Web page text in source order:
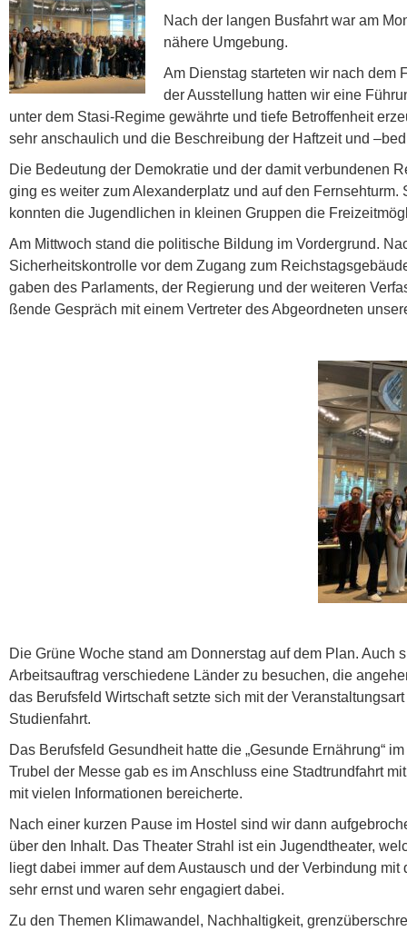
Nach der langen Busfahrt war am
nähere Umgebung.
Am Dienstag starteten wir nach dem
der Ausstellung hatten wir eine
unter dem Stasi-Regime gewährte und tiefe Betroffenheit
sehr anschaulich und die Beschreibung der Haftzeit und
Die Bedeutung der Demokratie und der damit verbundenen
ging es weiter zum Alexanderplatz und auf den
konnten die Jugendlichen in kleinen Gruppen die
Am Mittwoch stand die politische Bildung im Vordergrund.
Sicherheitskontrolle vor dem Zugang zum
gaben des Parlaments, der Regierung und der weiteren
ßende Gespräch mit einem Vertreter des Abgeordneten
Die Grüne Woche stand am Donnerstag auf dem Plan.
Arbeitsauftrag verschiedene Länder zu besuchen, die
das Berufsfeld Wirtschaft setzte sich mit der
Studienfahrt.
Das Berufsfeld Gesundheit hatte die „Gesunde Ernährung“
Trubel der Messe gab es im Anschluss eine Stadtrundfahrt
mit vielen Informationen bereicherte.
Nach einer kurzen Pause im Hostel sind wir dann
über den Inhalt. Das Theater Strahl ist ein Jugendtheater,
liegt dabei immer auf dem Austausch und der Verbindung
sehr ernst und waren sehr engagiert dabei.
Zu den Themen Klimawandel, Nachhaltigkeit,